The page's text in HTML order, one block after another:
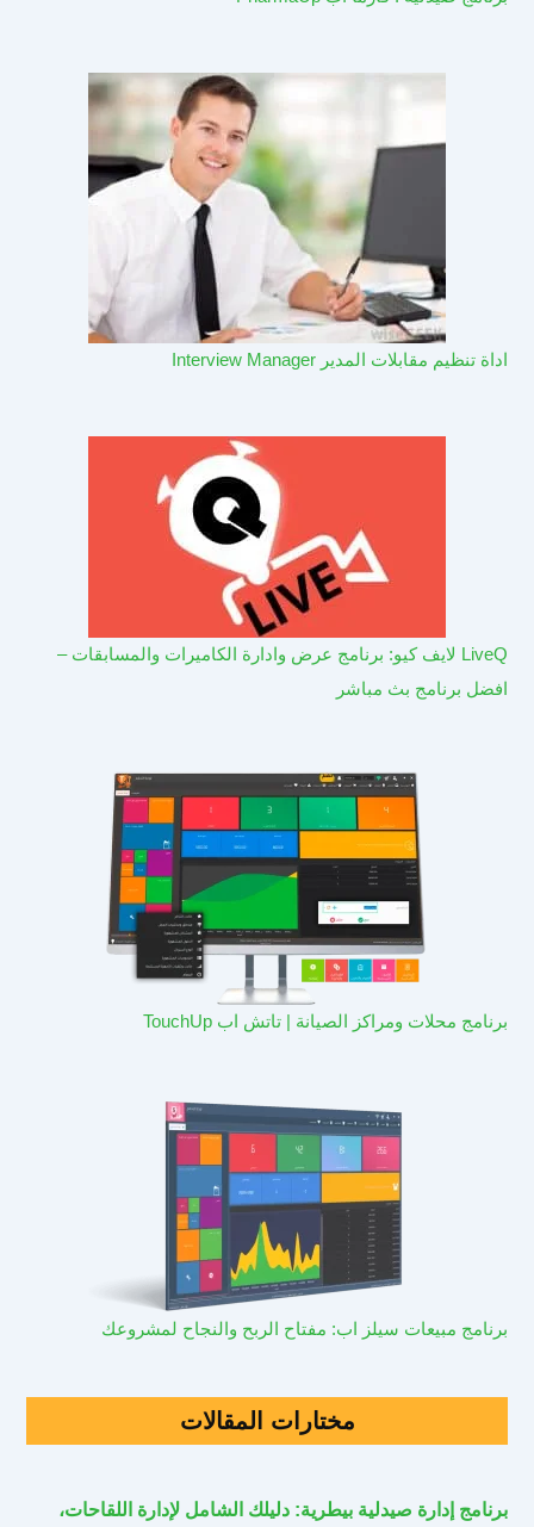
اداة تنظيم مقابلات المدير Interview Manager
LiveQ لايف كيو: برنامج عرض وادارة الكاميرات والمسابقات –
افضل برنامج بث مباشر
برنامج محلات ومراكز الصيانة | تاتش اب TouchUp
برنامج مبيعات سيلز اب: مفتاح الربح والنجاح لمشروعك
مختارات المقالات
برنامج إدارة صيدلية بيطرية: دليلك الشامل لإدارة اللقاحات،